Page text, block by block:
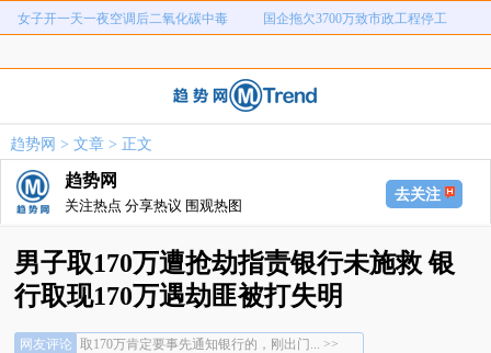
女子开一天一夜空调后二氧化碳中毒 国企拖欠3700万致市政工程停工
女子用漏洞0元买了3千台电器 直播自杀日本女网红已身亡
员工用代码17小时删光公司89TB数据
女子开一天一夜空调后二氧化碳中毒 国企拖欠3700万致市政工程停工
26岁女儿谈47岁妈妈突然产女
女子用漏洞0元买了3千台电器 直播自杀日本女网红已身亡
海口80吨高危化学品瞒报 韩国宣布国家灾难状态
趋势网 > 文章> 正文
趋势网
关注热点 分享热议 围观热图
去关注
男子取170万遭抢劫指责银行未施救 银
行取现170万遇劫匪被打失明
网友评论
这家银行做法就是有问题，记得有一次去银... >>
取170万肯定要事先通知银行的，刚出门... >>